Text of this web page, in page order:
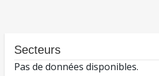
Secteurs
Pas de données disponibles.